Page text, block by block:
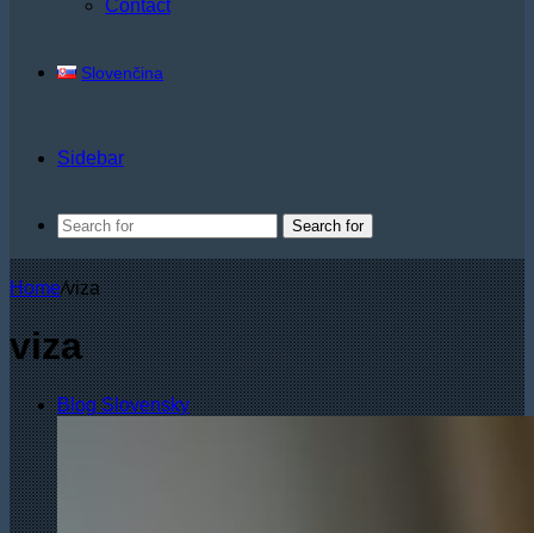
Contact
Slovenčina
Sidebar
Search for
Home/viza
viza
Blog Slovensky